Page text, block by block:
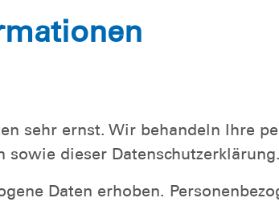
sehr ernst. Wir behandeln Ihre
dieser Datenschutzerklärung.
Daten erhoben.